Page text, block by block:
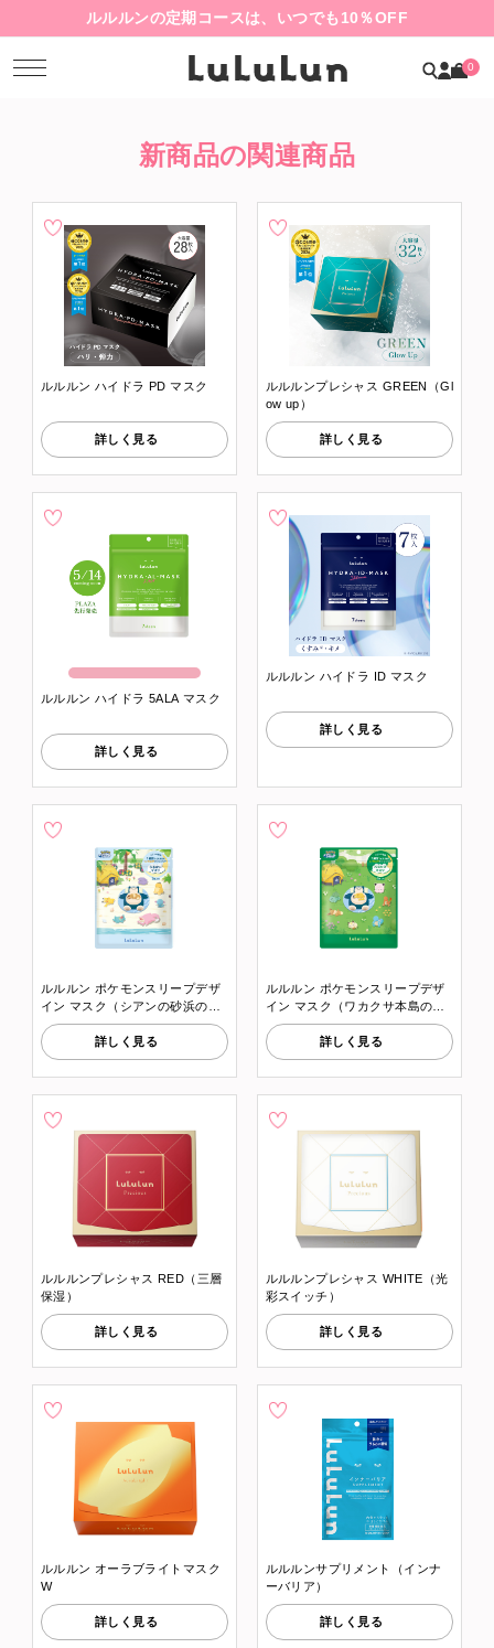
ルルルンの定期コースは、いつでも10％OFF
0
新商品の関連商品
ルルルン ハイドラ PD マスク
詳しく見る
ルルルンプレシャス GREEN（Gl
ow up）
詳しく見る
ルルルン ハイドラ 5ALA マスク
詳しく見る
ルルルン ハイドラ ID マスク
詳しく見る
ルルルン ポケモンスリープデザ
イン マスク（シアンの砂浜の香
り）
詳しく見る
ルルルン ポケモンスリープデザ
イン マスク（ワカクサ本島の香
り）
詳しく見る
ルルルンプレシャス RED（三層
保湿）
詳しく見る
ルルルンプレシャス WHITE（光
彩スイッチ）
詳しく見る
ルルルン オーラブライトマスク
W
詳しく見る
ルルルンサプリメント（インナ
ーバリア）
詳しく見る